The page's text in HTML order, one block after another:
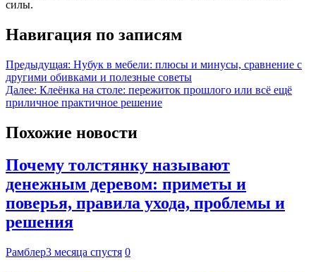
силы.
Навигация по записям
Предыдущая: Нубук в мебели: плюсы и минусы, сравнение с
другими обивками и полезные советы
Далее: Клеёнка на столе: пережиток прошлого или всё ещё
приличное практичное решение
Похожие новости
Почему толстянку называют
денежным деревом: приметы и
поверья, правила ухода, проблемы и
решения
Рамблер3 месяца спустя 0